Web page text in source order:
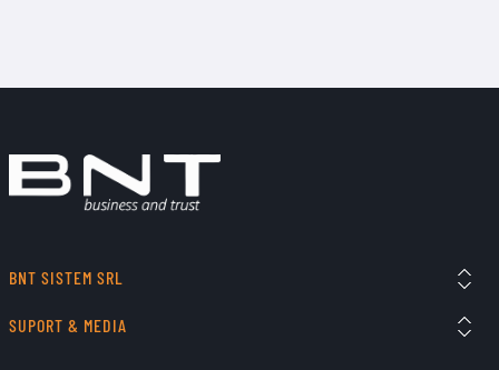
BNT SISTEM SRL
SUPORT & MEDIA